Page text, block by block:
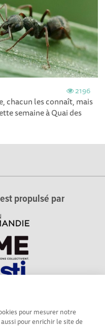
pour mesurer notre
pour enrichir le site de
2196
chacun les connaît, mais
semaine à Quai des
propulsé par
en Normandie.